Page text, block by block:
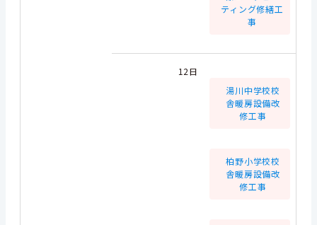
ティング修繕工
事
12日
湯川中学校校
舎暖房設備改
修工事
柏野小学校校
舎暖房設備改
修工事